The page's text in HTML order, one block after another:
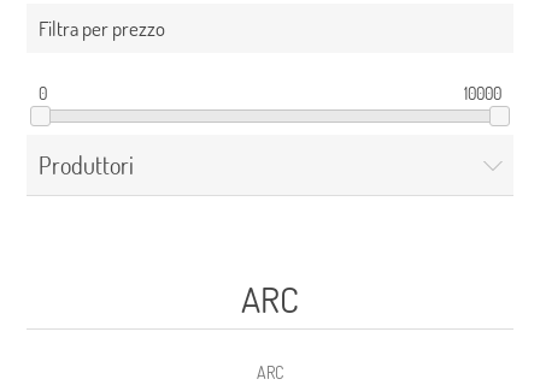
Filtra per prezzo
0 10000
Produttori
ARC
ARC